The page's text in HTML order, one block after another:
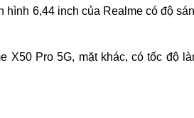
hình 6,44 inch của Realme có độ
X50 Pro 5G, mặt khác, có tốc độ